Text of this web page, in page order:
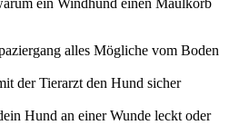
ein Windhund einen Maulkorb
alles Mögliche vom Boden
der Tierarzt den Hund sicher
Hund an einer Wunde leckt oder